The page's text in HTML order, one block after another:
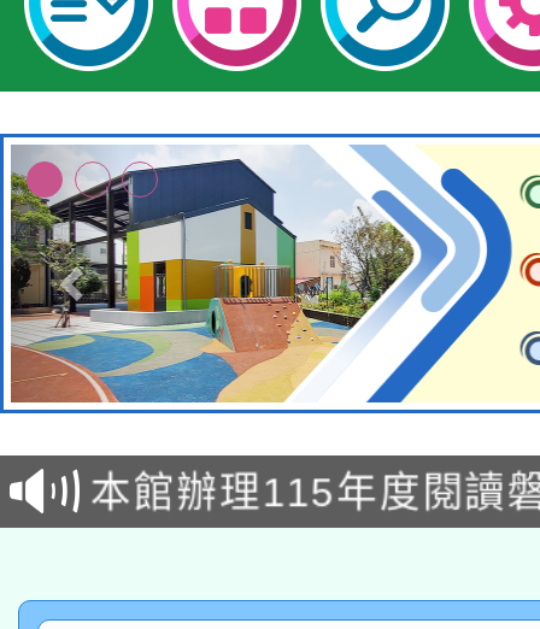
適應運動共學行動站研
本館辦理115年度閱讀
暨閱讀推動專業研習
科技賦能─人工智慧
礎課程
A3數位素養講師名單